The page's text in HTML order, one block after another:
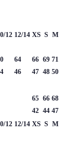
12 12/14 XS S M
64 66 69 71
46 47 48 50
65 66 68
42 44 47
12 12/14 XS S M